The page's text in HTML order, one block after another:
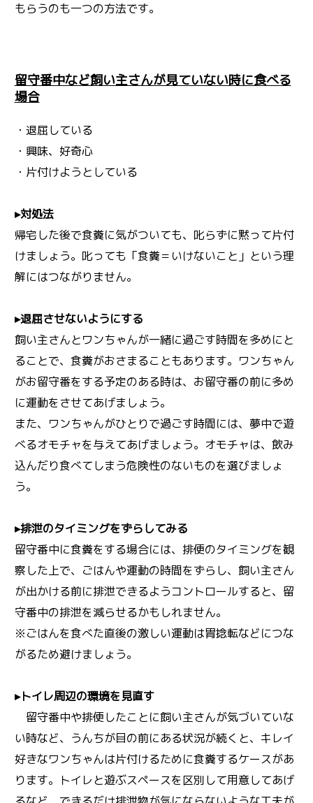
もらうのも一つの方法です。
留守番中など飼い主さんが見ていない時に食べる
場合
・退屈している
・興味、好奇心
・片付けようとしている
▸対処法
帰宅した後で食糞に気がついても、叱らずに黙って片付
けましょう。叱っても「食糞＝いけないこと」という理
解にはつながりません。
▸退屈させないようにする
飼い主さんとワンちゃんが一緒に過ごす時間を多めにと
ることで、食糞がおさまることもあります。ワンちゃん
がお留守番をする予定のある時は、お留守番の前に多め
に運動をさせてあげましょう。
また、ワンちゃんがひとりで過ごす時間には、夢中で遊
べるオモチャを与えてあげましょう。オモチャは、飲み
込んだり食べてしまう危険性のないものを選びましょ
う。
▸排泄のタイミングをずらしてみる
留守番中に食糞をする場合には、排便のタイミングを観
察した上で、ごはんや運動の時間をずらし、飼い主さん
が出かける前に排泄できるようコントロールすると、留
守番中の排泄を減らせるかもしれません。
※ごはんを食べた直後の激しい運動は胃捻転などにつな
がるため避けましょう。
▸トイレ周辺の環境を見直す
留守番中や排便したことに飼い主さんが気づいていな
い時など、うんちが目の前にある状況が続くと、キレイ
好きなワンちゃんは片付けるために食糞するケースがあ
ります。トイレと遊ぶスペースを区別して用意してあげ